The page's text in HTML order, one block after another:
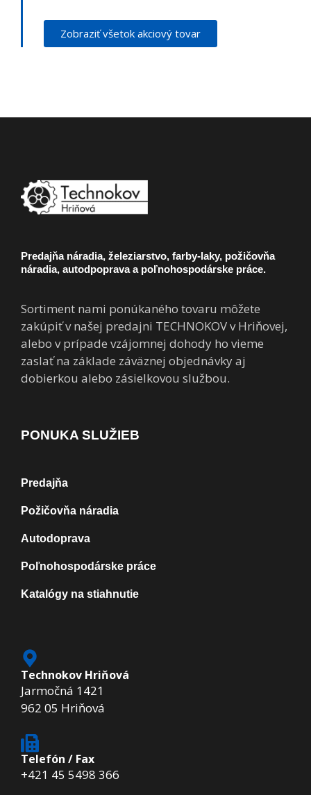
Zobraziť všetok akciový tovar
Predajňa náradia, železiarstvo, farby-laky, požičovňa
náradia, autodpoprava a poľnohospodárske práce.
Sortiment nami ponúkaného tovaru môžete
zakúpiť v našej predajni TECHNOKOV v Hriňovej,
alebo v prípade vzájomnej dohody ho vieme
zaslať na základe záväznej objednávky aj
dobierkou alebo zásielkovou službou.
PONUKA SLUŽIEB
Predajňa
Požičovňa náradia
Autodoprava
Poľnohospodárske práce
Katalógy na stiahnutie
Technokov Hriňová
Jarmočná 1421
962 05 Hriňová
Telefón / Fax
+421 45 5498 366